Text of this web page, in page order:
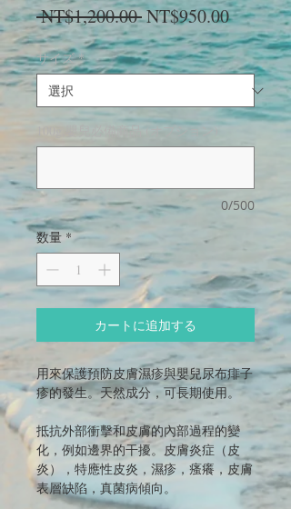
NT$1,200.00 通
常
価
NT$950.00セ
ー
ル
格
サイズ *
100g,嬰兒必備商品 (オプション)
0/500
数量 *
カートに追加する
用來保護預防皮膚濕疹與嬰兒尿布痱子
疹的發生。天然成分，可長期使用。​​​​​​
抵抗外部衝擊和皮膚的內部過程的變
化，例如邊界的干擾。皮膚炎症（皮
炎），特應性皮炎，濕疹，瘙癢，皮膚
表層缺陷，真菌病傾向。